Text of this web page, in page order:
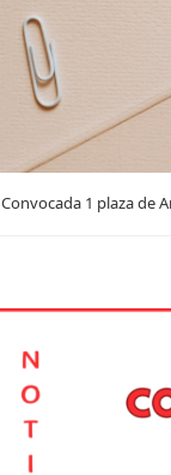
Convocada 1 plaza de